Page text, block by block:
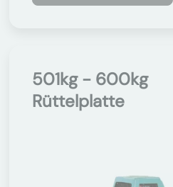
501kg - 600kg
Rüttelplatte